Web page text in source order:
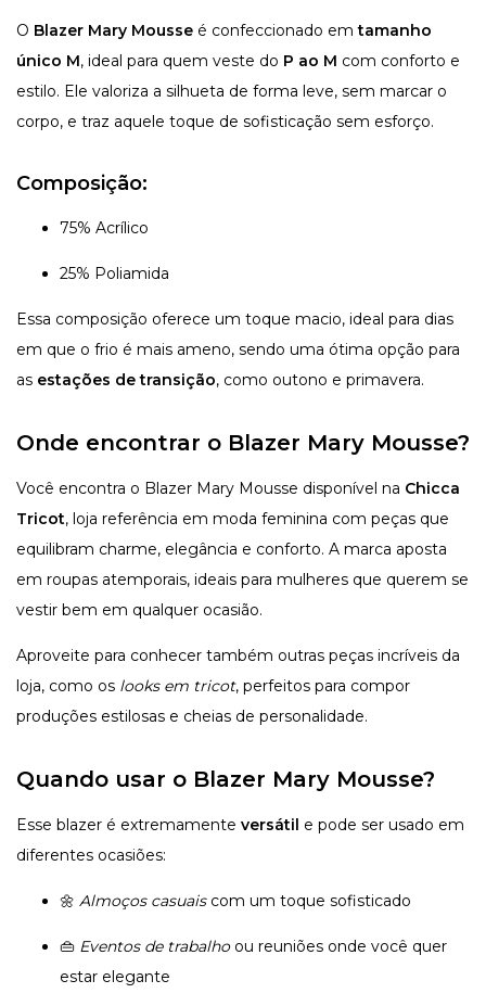
O Blazer Mary Mousse é confeccionado emtamanho
único M, ideal para quem veste do P ao M com conforto e
estilo. Ele valoriza a silhueta de forma leve, sem marcar o
corpo, e traz aquele toque de sofisticação sem esforço.
Composição:
75% Acrílico
25% Poliamida
Essa composição oferece um toque macio, ideal para dias
em que o frio é mais ameno, sendo uma ótima opção para
as estações de transição, como outono e primavera.
Onde encontrar o Blazer Mary Mousse?
Você encontra o Blazer Mary Mousse disponível na Chicca
Tricot, loja referência em moda feminina com peças que
equilibram charme, elegância e conforto. A marca aposta
em roupas atemporais, ideais para mulheres que querem se
vestir bem em qualquer ocasião.
Aproveite para conhecer também outras peças incríveis da
loja, como os looks em tricot, perfeitos para compor
produções estilosas e cheias de personalidade.
Quando usar o Blazer Mary Mousse?
Esse blazer é extremamente versátil e pode ser usado em
diferentes ocasiões:
🌼 Almoços casuaiscom um toque sofisticado
👜 Eventos de trabalhoou reuniões onde você quer
estar elegante